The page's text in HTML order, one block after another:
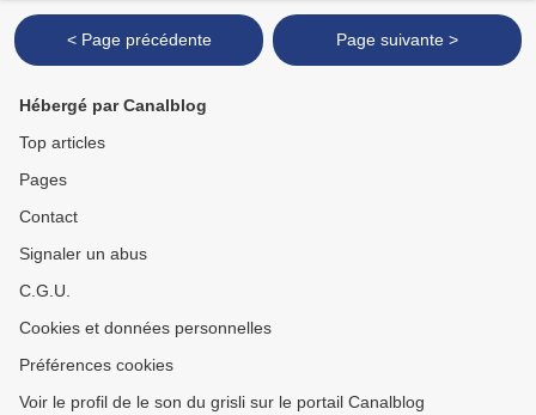
< Page précédente Page suivante >
Hébergé par Canalblog
Top articles
Pages
Contact
Signaler un abus
C.G.U.
Cookies et données personnelles
Préférences cookies
Voir le profil de le son du grisli sur le portail Canalblog